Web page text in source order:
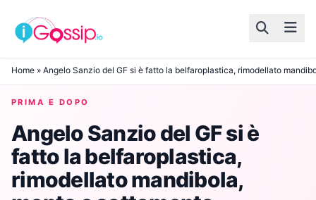
Skip to content
Home » Angelo Sanzio del GF si è fatto la belfaroplastica, rimodellato
PRIMA E DOPO
Angelo Sanzio del GF si è
fatto la belfaroplastica,
rimodellato mandibola,